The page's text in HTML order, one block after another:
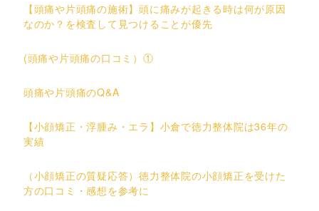
【頭痛や片頭痛の施術】頭に痛みが起きる時は何が原因
なのか？を検査して見つけることが優先
(頭痛や片頭痛の口コミ）①
頭痛や片頭痛のQ&A
【小顔矯正・浮腫み・エラ】小倉で徳力整体院は36年の
実績
（小顔矯正の質疑応答）徳力整体院の小顔矯正を受けた
方の口コミ・感想を参考に